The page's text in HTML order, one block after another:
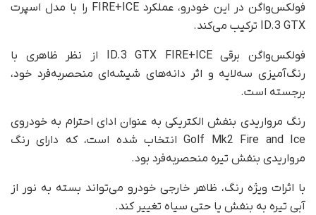
فولکس‌‌واگن در این خودرو، عملکرد FIRE+ICE را با مدل اسپرت
ID.3 GTX ترکیب می‌کند.
فولکس‌‌واگن برقی ID.3 GTX FIRE+ICE از نظر ظاهری با
رنگ‌آمیزی سه‌لایه و اثر دانه‌های شیشه‌ای منحصربه‌فرد خود،
برجسته است.
رنگ مرواریدی بنفش الکتریکی به عنوان ادای احترام به خودروی
Golf Mk2 Fire and Ice انتخاب شده است، که دارای رنگ
مرواریدی بنفش تیره منحصربه‌فرد بود.
با اثرات ویژه رنگ، ظاهر خارجی خودرو می‌تواند بسته به نور از
آبی تیره به بنفش یا حتی سیاه تغییر کند.